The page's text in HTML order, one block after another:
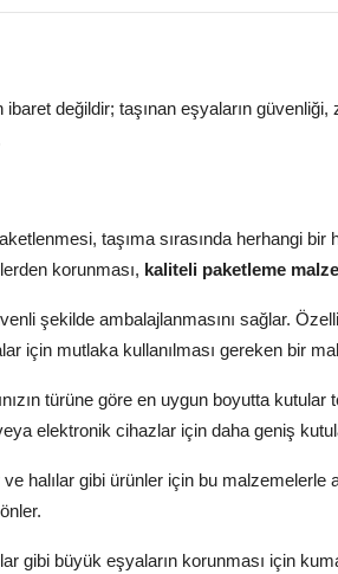
değildir; taşınan eşyaların güvenliği,
taşıma sırasında herhangi bir
korunması, kaliteli paketleme
şekilde ambalajlanmasını sağlar.
için mutlaka kullanılması gereken bir
türüne göre en uygun boyutta
elektronik cihazlar için daha geniş
halılar gibi ürünler için bu malzemelerle
gibi büyük eşyaların korunması için